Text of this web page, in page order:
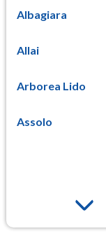
Albagiara
Allai
Arborea Lido
Assolo